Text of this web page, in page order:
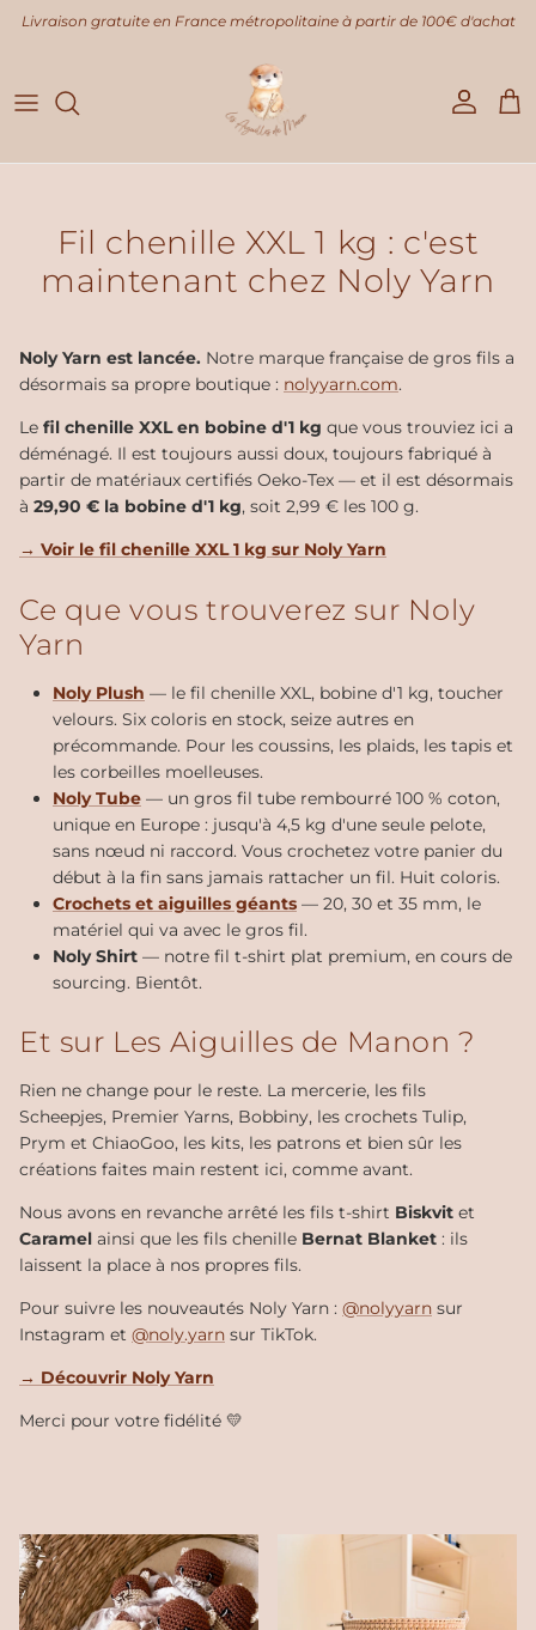
Aller au contenu
Livraison gratuite en France métropolitaine à partir de 100€ d'achat
Compte
Fil chenille XXL 1 kg : c'est
maintenant chez Noly Yarn
Noly Yarn est lancée. Notre marque française de gros fils a
désormais sa propre boutique : nolyyarn.com.
Le fil chenille XXL en bobine d'1 kg que vous trouviez ici a
déménagé. Il est toujours aussi doux, toujours fabriqué à
partir de matériaux certifiés Oeko-Tex — et il est désormais
à 29,90 € la bobine d'1 kg, soit 2,99 € les 100 g.
→ Voir le fil chenille XXL 1 kg sur Noly Yarn
Ce que vous trouverez sur Noly
Yarn
Noly Plush — le fil chenille XXL, bobine d'1 kg, toucher
velours. Six coloris en stock, seize autres en
précommande. Pour les coussins, les plaids, les tapis et
les corbeilles moelleuses.
Noly Tube — un gros fil tube rembourré 100 % coton,
unique en Europe : jusqu'à 4,5 kg d'une seule pelote,
sans nœud ni raccord. Vous crochetez votre panier du
début à la fin sans jamais rattacher un fil. Huit coloris.
Crochets et aiguilles géants — 20, 30 et 35 mm, le
matériel qui va avec le gros fil.
Noly Shirt — notre fil t-shirt plat premium, en cours de
sourcing. Bientôt.
Et sur Les Aiguilles de Manon ?
Rien ne change pour le reste. La mercerie, les fils
Scheepjes, Premier Yarns, Bobbiny, les crochets Tulip,
Prym et ChiaoGoo, les kits, les patrons et bien sûr les
créations faites main restent ici, comme avant.
Nous avons en revanche arrêté les fils t-shirt Biskvit et
Caramel ainsi que les fils chenille Bernat Blanket : ils
laissent la place à nos propres fils.
Pour suivre les nouveautés Noly Yarn : @nolyyarn sur
Instagram et @noly.yarn sur TikTok.
→ Découvrir Noly Yarn
Merci pour votre fidélité 💛